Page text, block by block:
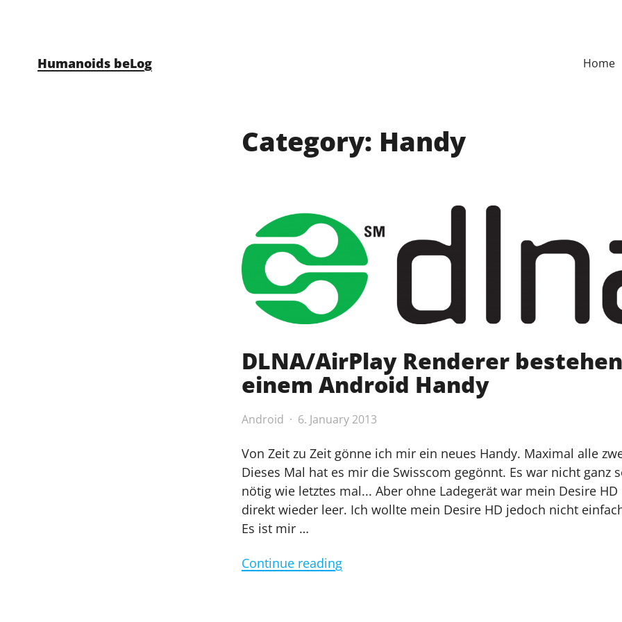
Humanoids beLog Home
Category: Handy
DLNA/AirPlay Renderer
einem Android Handy
Android 6. January 2013
Von Zeit zu Zeit gönne ich mir ein neues Handy. Maximal alle
Dieses Mal hat es mir die Swisscom gegönnt. Es war nicht ganz
nötig wie letztes mal... Aber ohne Ladegerät war mein Desire
direkt wieder leer. Ich wollte mein Desire HD jedoch nicht
Es ist mir …
Continue reading"DLNA/AirPlay